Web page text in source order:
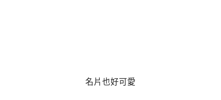
名片也好可愛